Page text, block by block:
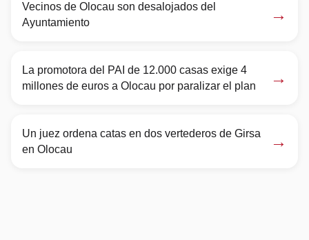
Vecinos de Olocau son desalojados del
Ayuntamiento
→
La promotora del PAI de 12.000 casas exige 4
millones de euros a Olocau por paralizar el plan
→
Un juez ordena catas en dos vertederos de Girsa
en Olocau
→